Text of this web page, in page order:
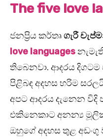
The five love
ජනප්‍රිය කර්තෘගැරී
love languages
තිබෙනවා. ආදරය දිගටම
පිළිබඳ අදහස හරිම
අපට ආදරය දැනෙන
එකිනෙකාට අනන්‍ය
ඔහුගේ අදහස තුළ